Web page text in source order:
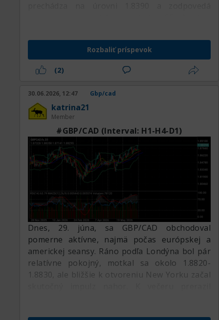
Rozbaliť príspevok
(2)
30.06.2026, 12:47 Gbp/cad
katrina21
Member
#GBP/CAD (Interval: H1-H4-D1)
Dnes, 29. júna, sa GBP/CAD obchodoval
pomerne aktívne, najmä počas európskej a
americkej seansy. Ráno podľa Londýna bol pár
relatívne pokojný, motkal sa okolo 1.8820-
1.8830, ale bližšie k otvoreniu New Yorku začal